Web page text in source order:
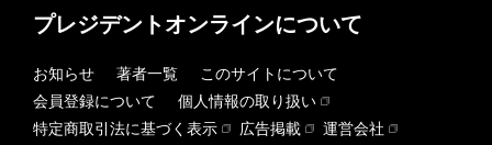
プレジデントオンラインについて
お知らせ 著者一覧
このサイトについて
会員登録について
個人情報の取り扱い
特定商取引法に基づく表示
広告掲載
運営会社